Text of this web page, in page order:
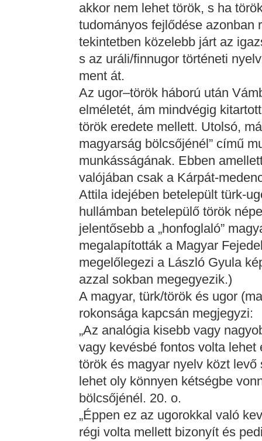
akkor nem lehet török, s ha
tudományos fejlődése azonban
tekintetben közelebb járt az
s az uráli/finnugor történeti
ment át.
Az ugor–török háború után
elméletét, ám mindvégig
török eredete mellett. Utolsó,
magyarság bölcsőjénél” című
munkásságának. Ebben
valójában csak a Kárpát-
Attila idejében betelepült türk-
hullámban betelepülő török
jelentősebb a „honfoglaló”
megalapították a Magyar
megelőlegezi a László Gyula
azzal sokban megegyezik.)
A magyar, türk/török és ugor
rokonsága kapcsán megjegyzi:
„Az analógia kisebb vagy
vagy kevésbé fontos volta
török és magyar nyelv közt
lehet oly könnyen kétségbe
bölcsőjénél. 20. o.
„Éppen ez az ugorokkal való
régi volta mellett bizonyít és